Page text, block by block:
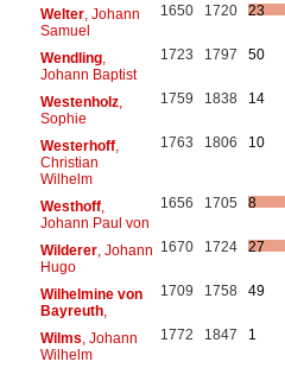
Welter, Johann
Samuel
1650 1720 23
Wendling,
Johann Baptist
1723 1797 50
Westenholz,
Sophie
1759 1838 14
Westerhoff,
Christian
Wilhelm
1763 1806 10
Westhoff,
Johann Paul von
1656 1705 8
Wilderer, Johann
Hugo
1670 1724 27
Wilhelmine von
Bayreuth,
1709 1758 49
Wilms , Johann
Wilhelm
1772 1847 1